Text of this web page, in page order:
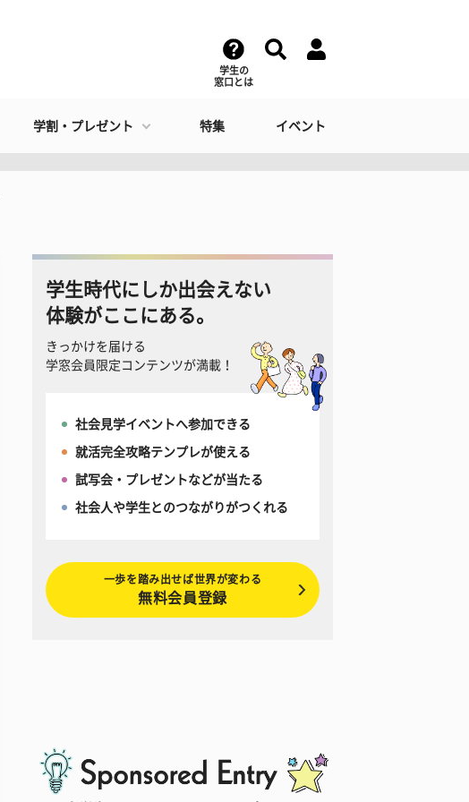
学生の
窓口とは
学割・プレゼント 特集 イベント
学生時代にしか出会えない
体験がここにある。
きっかけを届ける
学窓会員限定コンテンツが満載！
社会見学イベントへ参加できる
就活完全攻略テンプレが使える
試写会・プレゼントなどが当たる
社会人や学生とのつながりがつくれる
一歩を踏み出せば世界が変わる
無料会員登録